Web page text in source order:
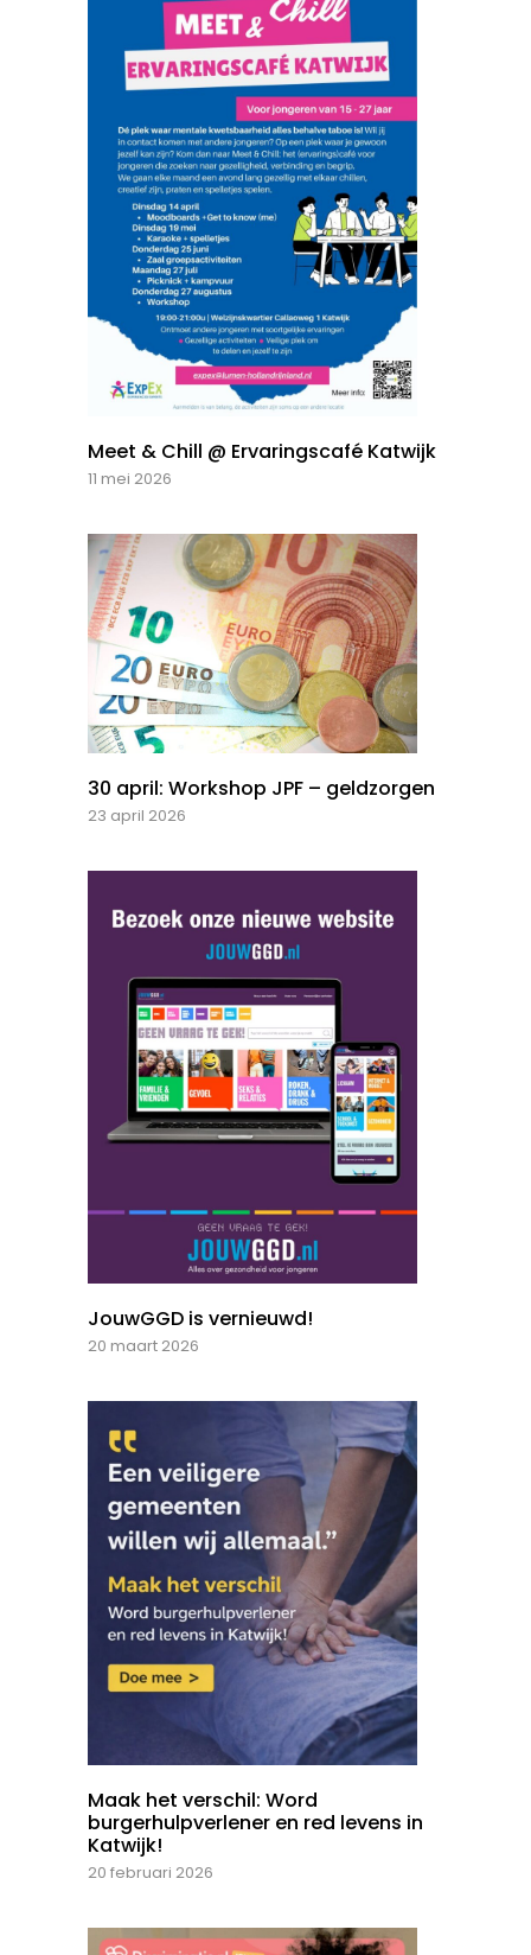
Meet & Chill @ Ervaringscafé Katwijk
11 mei 2026
30 april: Workshop JPF – geldzorgen
23 april 2026
JouwGGD is vernieuwd!
20 maart 2026
Maak het verschil: Word
burgerhulpverlener en red levens in
Katwijk!
20 februari 2026